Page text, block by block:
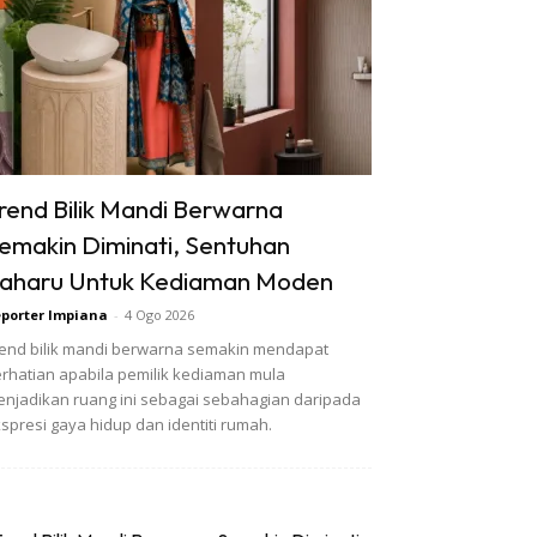
Bilik Mandi Berwarna
Diminati, Sentuhan
Untuk Kediaman Moden
Impiana - 4 Ogo 2026
bilik mandi berwarna semakin mendapat
apabila pemilik kediaman mula
ruang ini sebagai sebahagian daripada
gaya hidup dan identiti rumah.